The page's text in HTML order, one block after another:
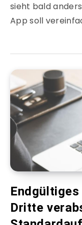
sieht bald
App soll
Endgültiges
Dritte